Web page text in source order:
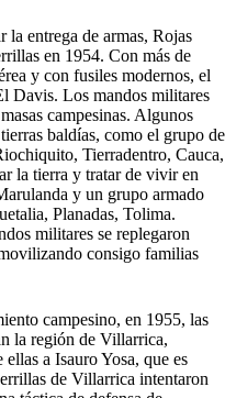
la entrega de armas, Rojas
en 1954. Con más de
y con fusiles modernos, el
Davis. Los mandos militares
campesinas. Algunos
baldías, como el grupo de
Tierradentro, Cauca,
la tierra y tratar de vivir en
y un grupo armado
Planadas, Tolima.
militares se replegaron
consigo familias
campesino, en 1955, las
la región de Villarrica,
a Isauro Yosa, que es
de Villarrica intentaron